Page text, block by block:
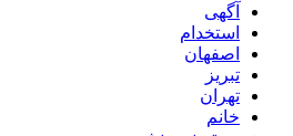
آگهی
استخدام
اصفهان
تبریز
تهران
خانم